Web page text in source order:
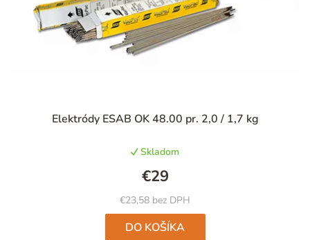
Elektródy ESAB OK 48.00 pr. 2,0 / 1,7 kg
hodnotenie
je
5,0
z
5
hviezdičiek.
Skladom
€23,58 bez DPH
€29
DO KOŠÍKA